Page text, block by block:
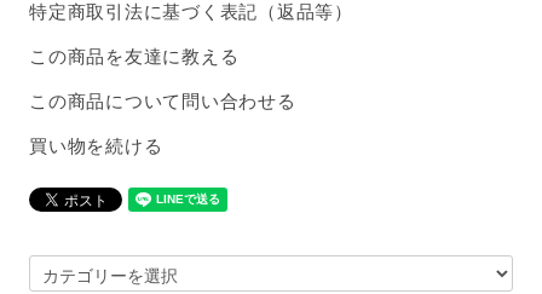
特定商取引法に基づく表記（返品等）
この商品を友達に教える
この商品について問い合わせる
買い物を続ける